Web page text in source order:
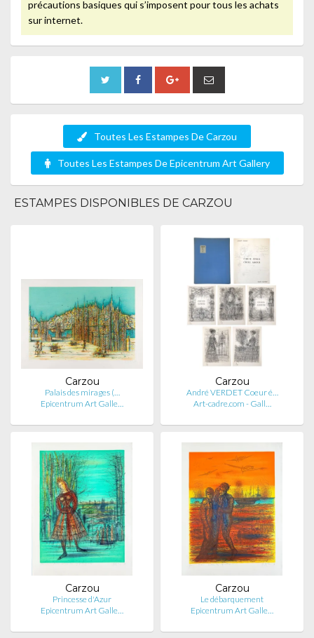
précautions basiques qui s’imposent pour tous les achats
sur internet.
Toutes Les Estampes De Carzou
Toutes Les Estampes De Epicentrum Art Gallery
ESTAMPES DISPONIBLES DE CARZOU
Carzou
Palais des mirages (…
Epicentrum Art Galle…
Carzou
André VERDET Coeur é…
Art-cadre.com - Gall…
Carzou
Princesse d'Azur
Epicentrum Art Galle…
Carzou
Le débarquement
Epicentrum Art Galle…